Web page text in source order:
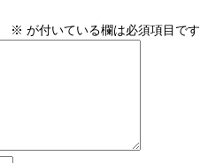
※ が付いている欄は必須項目です